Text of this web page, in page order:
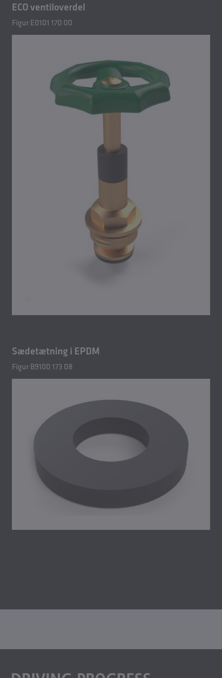
ECO ventiloverdel
Figur E0101 170 00
Sædetætning i EPDM
Figur B9100 173 08